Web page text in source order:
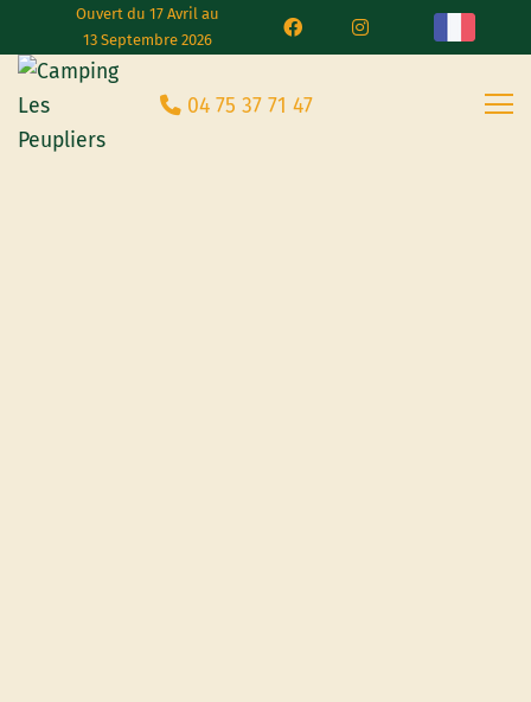
Ouvert du 17 Avril au
13 Septembre 2026
04 75 37 71 47